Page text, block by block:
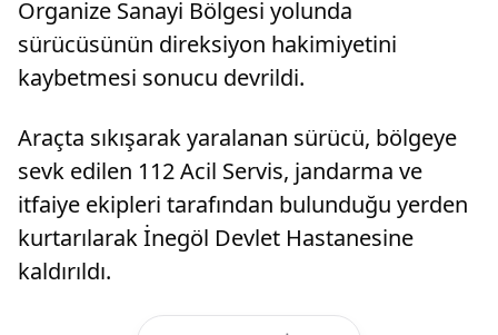
Organize Sanayi Bölgesi yolunda
sürücüsünün direksiyon hakimiyetini
kaybetmesi sonucu devrildi.
Araçta sıkışarak yaralanan sürücü, bölgeye
sevk edilen 112 Acil Servis, jandarma ve
itfaiye ekipleri tarafından bulunduğu yerden
kurtarılarak İnegöl Devlet Hastanesine
kaldırıldı.